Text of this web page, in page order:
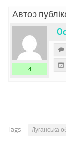
Автор
4
Tags: Луганська